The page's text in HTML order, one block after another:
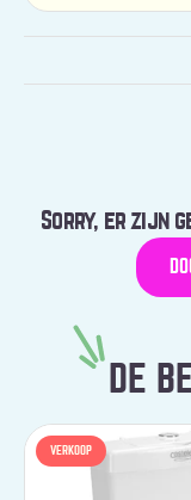
Sorry, er zijn
DE
VERKOOP